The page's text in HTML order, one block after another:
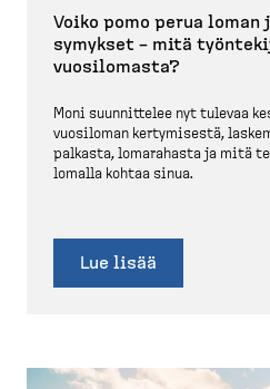
Voiko pomo perua
sy­mykset – mitä
vuosilomasta?
Moni suunnittelee nyt tulevaa
vuosiloman kertymisestä,
palkasta, lomarahasta ja mitä
lomalla kohtaa sinua.
Lue lisää